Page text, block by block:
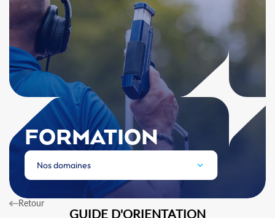
FORMATION
Nos domaines
Retour
GUIDE D'ORIENTATION